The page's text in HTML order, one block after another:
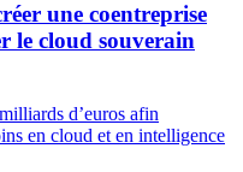
une coentreprise
le cloud souverain
d’euros afin
en cloud et en intelligence